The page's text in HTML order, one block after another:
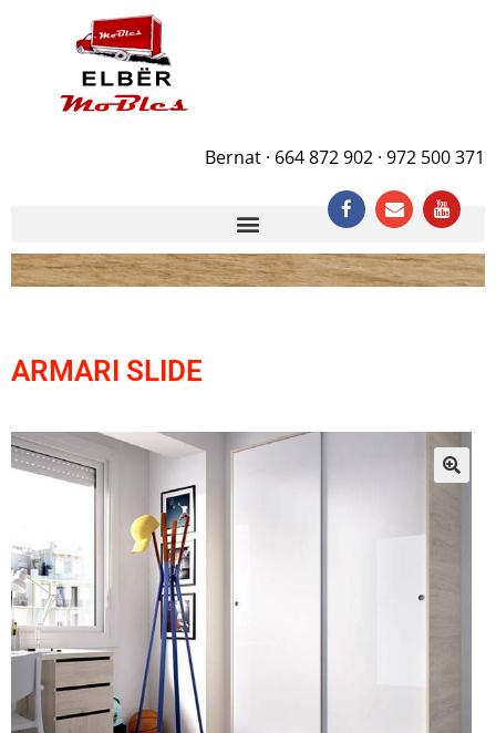
Bernat · 664 872 902 · 972 500 371
ARMARI SLIDE